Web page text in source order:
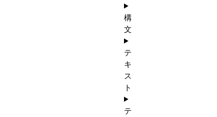
構
文
テ
キ
ス
ト
テ